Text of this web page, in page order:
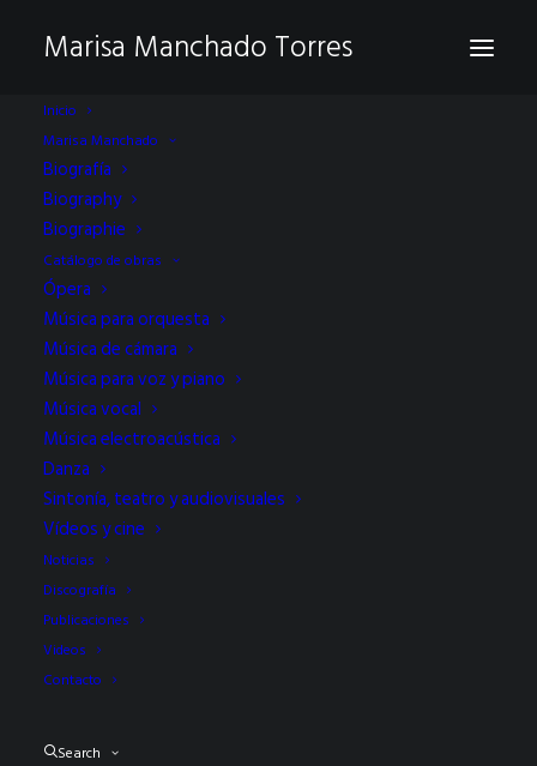
Marisa Manchado Torres
Inicio
Marisa Manchado
Biografía
Biography
Biographie
Catálogo de obras
Ópera
Música para orquesta
Música de cámara
Música para voz y piano
Música vocal
Música electroacústica
Danza
Sintonía, teatro y audiovisuales
Vídeos y cine
Noticias
Discografía
Publicaciones
Videos
Contacto
Search
Estreno de "Fanfarria de
la memoria",
interpretada por el
SPANISH BRASS
NOVIEMBRE 20, 2025